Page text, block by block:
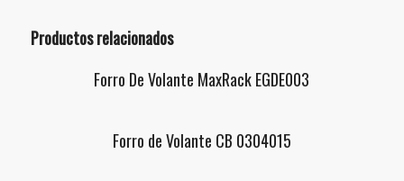
Productos relacionados
Forro De Volante MaxRack EGDE003
Forro de Volante CB 0304015